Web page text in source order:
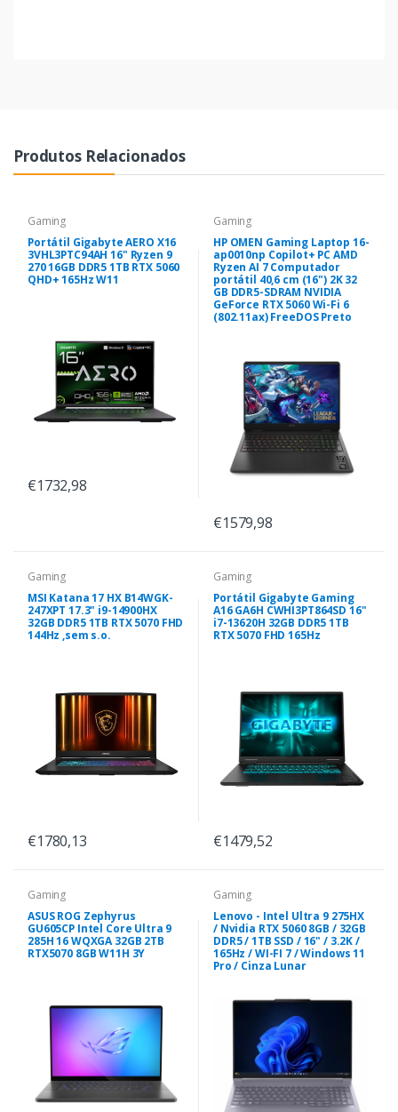
Produtos Relacionados
Gaming
Portátil Gigabyte AERO X16
3VHL3PTC94AH 16" Ryzen 9
270 16GB DDR5 1TB RTX 5060
QHD+ 165Hz W11
€1732,98
Gaming
HP OMEN Gaming Laptop 16-
ap0010np Copilot+ PC AMD
Ryzen AI 7 Computador
portátil 40,6 cm (16") 2K 32
GB DDR5-SDRAM NVIDIA
GeForce RTX 5060 Wi-Fi 6
(802.11ax) FreeDOS Preto
€1579,98
Gaming
MSI Katana 17 HX B14WGK-
247XPT 17.3" i9-14900HX
32GB DDR5 1TB RTX 5070 FHD
144Hz ,sem s.o.
€1780,13
Gaming
Portátil Gigabyte Gaming
A16 GA6H CWHI3PT864SD 16"
i7-13620H 32GB DDR5 1TB
RTX 5070 FHD 165Hz
€1479,52
Gaming
ASUS ROG Zephyrus
GU605CP Intel Core Ultra 9
285H 16 WQXGA 32GB 2TB
RTX5070 8GB W11H 3Y
Gaming
Lenovo - Intel Ultra 9 275HX
/ Nvidia RTX 5060 8GB / 32GB
DDR5 / 1TB SSD / 16" / 3.2K /
165Hz / WI-FI 7 / Windows 11
Pro / Cinza Lunar